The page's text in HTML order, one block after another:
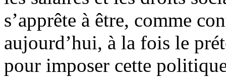
s’apprête à être, comme
aujourd’hui, à la fois le
pour imposer cette